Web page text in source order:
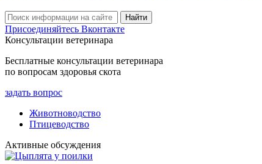
Присоединяйтесь Вконтакте
Консультации ветеринара
Бесплатные консультации ветеринара
по вопросам здоровья скота
задать вопрос
Животноводство
Птицеводство
Активные обсуждения